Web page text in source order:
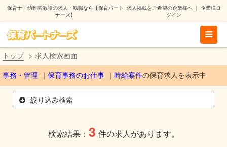
保育士・幼稚園教諭の求人・転職なら【保育パート
ナーズ】
求人掲載をご希望の企業様へ｜ 企業様ロ
グイン
トップ 求人検索画面
事務・管理 保育事務のお仕事 時給案件の保育求人を表示中
絞り込み検索
検索結果： 3 件の求人があります。